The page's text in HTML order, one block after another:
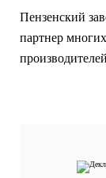
Пензенский
партнер